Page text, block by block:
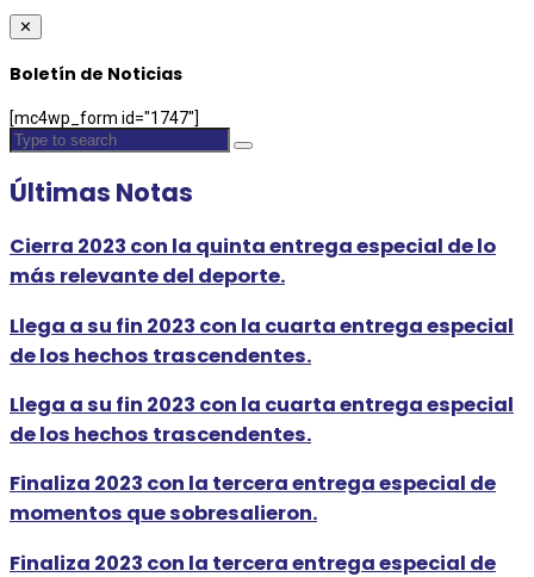
✕
Boletín de Noticias
[mc4wp_form id="1747"]
Últimas Notas
Cierra 2023 con la quinta entrega especial de lo
más relevante del deporte.
Llega a su fin 2023 con la cuarta entrega especial
de los hechos trascendentes.
Llega a su fin 2023 con la cuarta entrega especial
de los hechos trascendentes.
Finaliza 2023 con la tercera entrega especial de
momentos que sobresalieron.
Finaliza 2023 con la tercera entrega especial de